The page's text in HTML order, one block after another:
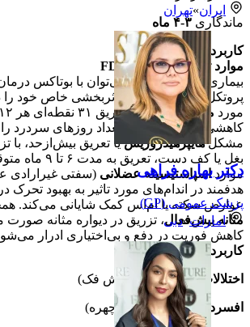
ماندگاری ۳-۴ ماه
کاربردهای پزشکی
موارد تاییدشده توسط FDA
بیماری‌های مختلفی را می‌توان با بوتاکس
پروتکل درمانی و میزان اثربخشی خاص خود را
مورد میگرن مزمن
کاهشی بیش از ۵۰٪ در تعداد روزهای
مشکلهایپرهیدروزیسیا تعریق بیش‌ازحد، با
بغل یا کف دست،
موارداسپاستیسیته عضلانی (سفتی غیرارادی
هدفمند در اندام‌های مورد تاثیر به بهبود تحرک در
عوارض سکته یا ام‌اس کمک شایانی می‌کند.
مثانه بیش‌فعال، تزریق در دیواره مثانه
کاهش فوریت در دفع و بی‌اختیاری ادرار
کاربردهای نوظهور
اختلالات TMJ (کاهش تنش فک)
افسردگی(تئوری فیدبک چهره)
ایران»تهران
دکتر بهاره فراهی
پزشک عمومی (GP)
امارات»دبی